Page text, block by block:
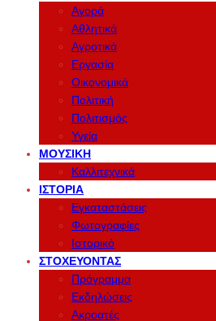
Αγορά
Αθλητικά
Αγροτικά
Εργασία
Οικονομικά
Πολιτική
Πολιτισμός
Υγεία
ΜΟΥΣΙΚΉ
Καλλιτεχνικά
ΙΣΤΟΡΊΑ
Εγκαταστάσεις
Φωτογραφίες
Ιστορικό
ΣΤΟΧΕΎΟΝΤΑΣ
Πρόγραμμα
Εκδηλώσεις
Ακροατές